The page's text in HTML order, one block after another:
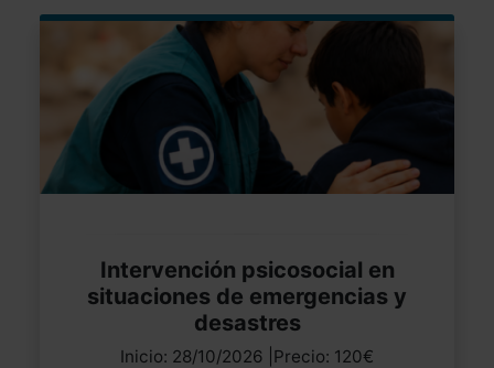
Intervención psicosocial en
situaciones de emergencias y
desastres
Inicio: 28/10/2026 |Precio: 120€